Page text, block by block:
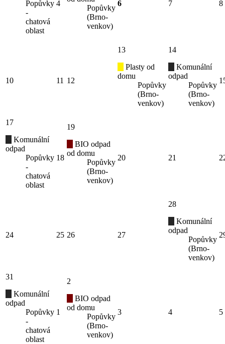
Popůvky
-
chatová
oblast
4
Popůvky
(Brno-
venkov)
6 7 8
10 11 12
13
Plasty od
domu
Popůvky
(Brno-
venkov)
14
Komunální
odpad
Popůvky
(Brno-
venkov)
17
Komunální
odpad
Popůvky
-
chatová
oblast
18
19
BIO odpad
od domu
Popůvky
(Brno-
venkov)
20 21
24 25 26 27
28
Komunální
odpad
Popůvky
(Brno-
venkov)
31
Komunální
odpad
Popůvky
-
chatová
oblast
1
2
BIO odpad
od domu
Popůvky
(Brno-
venkov)
3 4 5